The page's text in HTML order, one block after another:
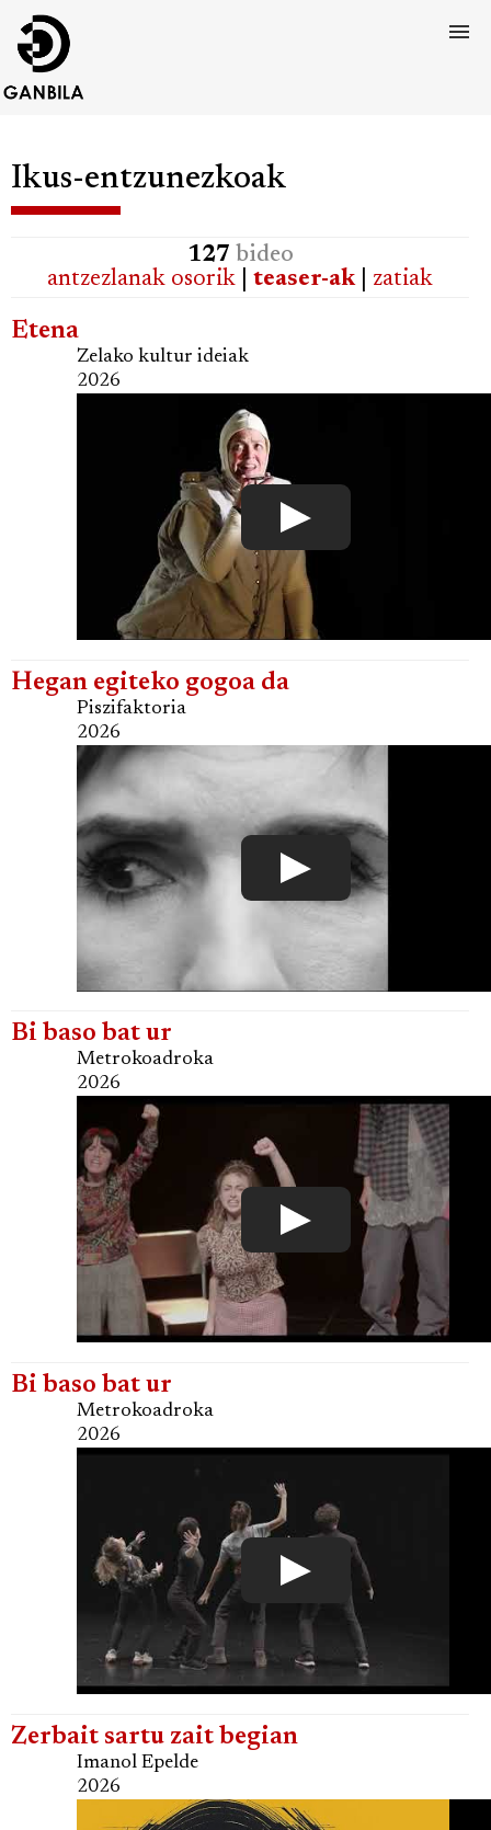
Ikus-entzunezkoak
127 bideo
antzezlanak osorik
teaser-ak| zatiak
Etena
Zelako kultur ideiak
2026
Hegan egiteko gogoa da
Piszifaktoria
2026
Bi baso bat ur
Metrokoadroka
2026
Bi baso bat ur
Metrokoadroka
2026
Zerbait sartu zait begian
Imanol Epelde
2026